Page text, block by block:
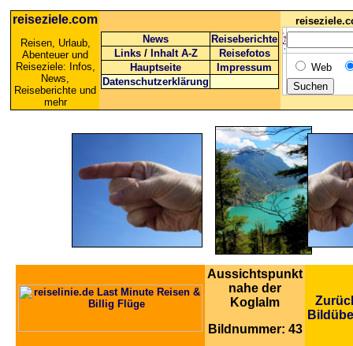
reiseziele.com
Reisen, Urlaub,
Abenteuer und
Reiseziele: Infos,
News,
Reiseberichte und
mehr
News
Reiseberichte
Links / Inhalt A-Z
Reisefotos
Hauptseite
Impressum
Datenschutzerklärung
Web
Aussichtspunkt
nahe der
Koglalm
Bildnummer: 43